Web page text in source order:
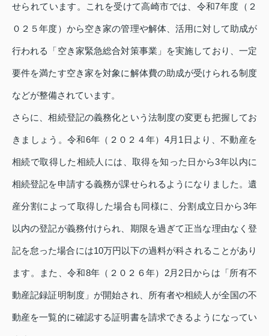
せられています。これを受けて高崎市では、令和7年度（２
０２５年度）から空き家の管理や解体、活用に対して助成が
行われる「空き家緊急総合対策事業」を実施しており、一定
要件を満たす空き家を対象に解体費の助成が受けられる制度
などが整備されています。
さらに、相続登記の義務化という法制度の変更も把握してお
きましょう。令和6年（２０２４年）4月1日より、不動産を
相続で取得した相続人には、取得を知った日から3年以内に
相続登記を申請する義務が課せられるようになりました。遺
産分割によって取得した場合も同様に、分割成立日から3年
以内の登記が義務付けられ、期限を過ぎて正当な理由なく登
記を怠った場合には10万円以下の過料が科されることがあり
ます。また、令和8年（２０２６年）2月2日からは「所有不
動産記録証明制度」が開始され、所有者や相続人が全国の不
動産を一覧的に確認する証明書を請求できるようになってい